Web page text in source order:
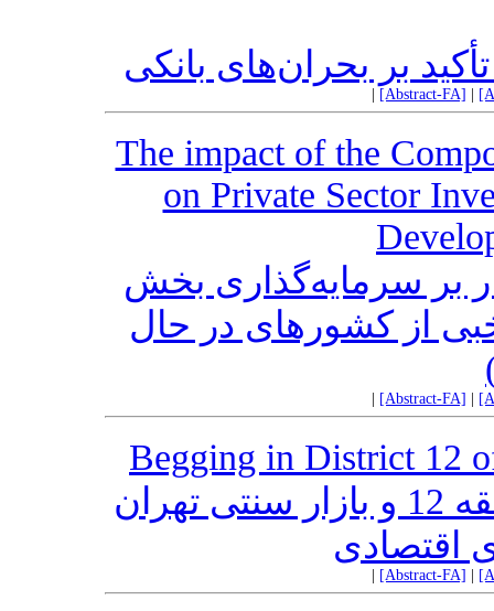
بر بحران‌های بانکی
[Abstract-FA]
The impact of the
on Private Sector
بر سرمایه‌گذاری بخش
از کشورهای در حال
[Abstract-FA]
Begging in District 12
مطالعه پدیده تکدی‌گری در منطقه 12 و بازار سنتی تهران
اقتصادی
[Abstract-FA]